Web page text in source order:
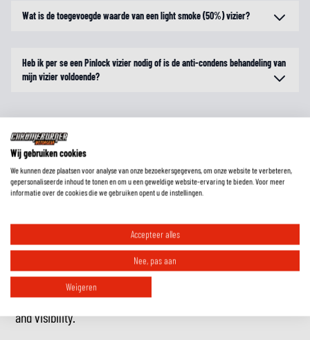
Wat is de toegevoegde waarde van een light smoke (50%) vizier?
Heb ik per se een Pinlock vizier nodig of is de anti-condens behandeling van
mijn vizier voldoende?
RIDE ESSENTIALS
Must-have accessories for comfort, safety
and visibility.
Wij gebruiken cookies
We kunnen deze plaatsen voor analyse van onze bezoekersgegevens, om onze website te verbeteren,
gepersonaliseerde inhoud te tonen en om u een geweldige website-ervaring te bieden. Voor meer
informatie over de cookies die we gebruiken opent u de instellingen.
Accepteer alles
Nee, pas aan
Weigeren